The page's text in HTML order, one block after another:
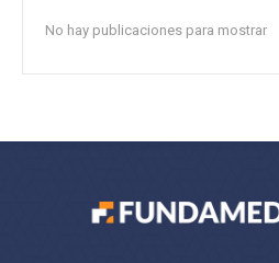
No hay publicaciones para mostrar